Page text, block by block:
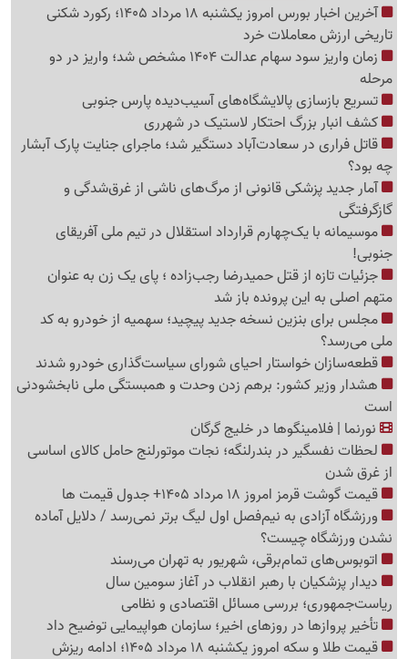
آخرین اخبار بورس امروز یکشنبه 18 مرداد 1405؛ رکورد شکنی
تاریخی ارزش معاملات خرد
زمان واریز سود سهام عدالت 1404 مشخص شد؛ واریز در دو
مرحله
تسریع بازسازی پالایشگاه‌های آسیب‌دیده پارس جنوبی
کشف انبار بزرگ احتکار لاستیک در شهرری
قاتل فراری در سعادت‌آباد دستگیر شد؛ ماجرای جنایت پارک آبشار
چه بود؟
آمار جدید پزشکی قانونی از مرگ‌های ناشی از غرق‌شدگی و
گازگرفتگی
موسیمانه با یک‌چهارم قرارداد استقلال در تیم ملی آفریقای
جنوبی!
جزئیات تازه از قتل حمیدرضا رجب‌زاده ؛ پای یک زن به عنوان
متهم اصلی به این پرونده باز شد
مجلس برای بنزین نسخه جدید پیچید؛ سهمیه از خودرو به کد
ملی می‌رسد؟
قطعه‌سازان خواستار احیای شورای سیاست‌گذاری خودرو شدند
هشدار وزیر کشور: برهم زدن وحدت و همبستگی ملی نابخشودنی
است
نورنما | فلامینگوها در خلیج گرگان
لحظات نفسگیر در بندرلنگه؛ نجات موتورلنج حامل کالای اساسی
از غرق شدن
قیمت گوشت قرمز امروز 18 مرداد 1405+ جدول قیمت ها
ورزشگاه آزادی به نیم‌فصل اول لیگ برتر نمی‌رسد / دلایل آماده
نشدن ورزشگاه چیست؟
اتوبوس‌های تمام‌برقی، شهریور به تهران می‌رسند
دیدار پزشکیان با رهبر انقلاب در آغاز سومین سال
ریاست‌جمهوری؛ بررسی مسائل اقتصادی و نظامی
تأخیر پروازها در روزهای اخیر؛ سازمان هواپیمایی توضیح داد
قیمت طلا و سکه امروز یکشنبه 18 مرداد 1405؛ ادامه ریزش